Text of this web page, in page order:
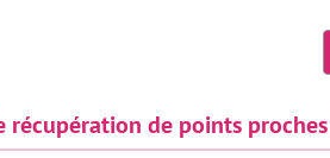
récupération de points